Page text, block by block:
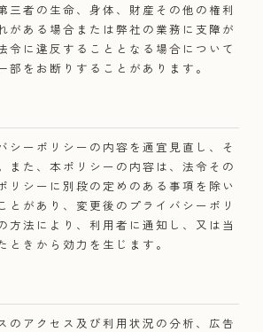
三者の生命、身体、財産その他の権利
がある場合または弊社の業務に支障が
令に違反することとなる場合について
部をお断りすることがあります。
シーポリシーの内容を適宜見直し、そ
また、本ポリシーの内容は、法令その
リシーに別段の定めのある事項を除い
とがあり、変更後のプライバシーポリ
方法により、利用者に通知し、又は当
ときから効力を生じます。
のアクセス及び利用状況の分析、広告